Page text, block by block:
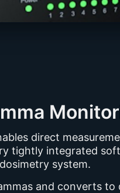
direct
tightly integrated
system.
and converts to